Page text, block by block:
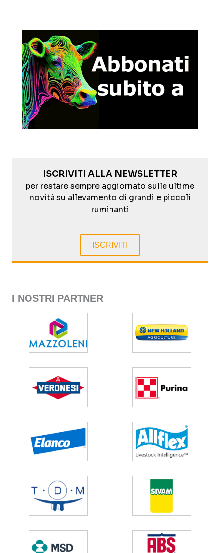
ISCRIVITI ALLA NEWSLETTER
per restare sempre aggiornato sulle ultime
novità su allevamento di grandi e piccoli
ruminanti
ISCRIVITI
I NOSTRI PARTNER